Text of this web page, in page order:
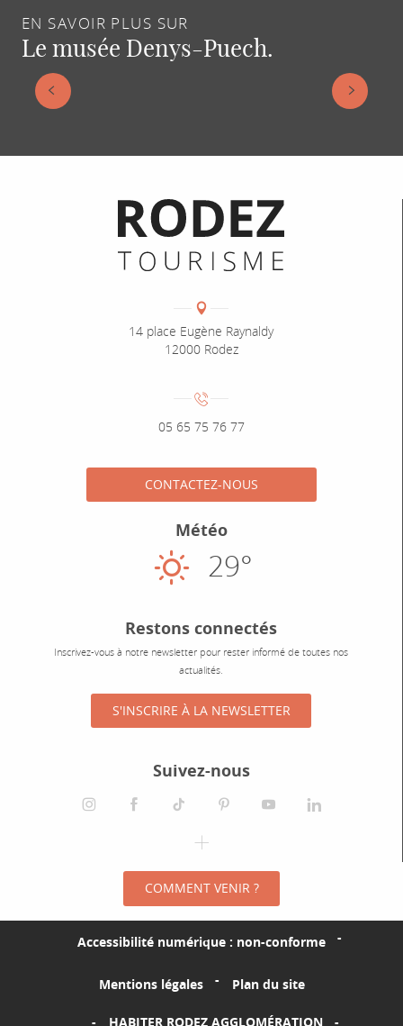
EN SAVOIR PLUS SUR
Le musée Denys-Puech.
SCULPTEZ VOTRE CURIOSITÉ AU MUSÉE
Informations pratiques
Adresse :
14 place Eugène Raynaldy
12000 Rodez
Numéro de téléphone :
05 65 75 76 77
CONTACTEZ-NOUS
Météo
Ensoleillé
29°
Restons connectés
Inscrivez-vous à notre newsletter pour rester informé de toutes nos
actualités.
S'INSCRIRE À LA NEWSLETTER
Suivez-nous
instagramfacebooktiktok pinterestyoutube
COMMENT VENIR ?
Accessibilité numérique : non-conforme
Mentions légales Plan du site
HABITER RODEZ AGGLOMÉRATION